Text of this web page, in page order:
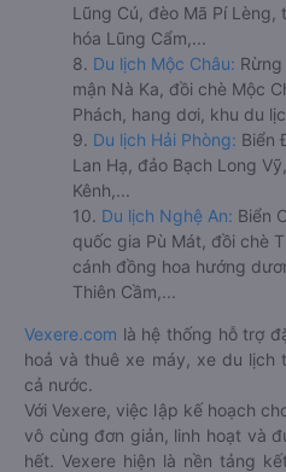
Lũng Cú, đèo Mã Pí Lèng,
hóa Lũng Cẩm,...
8. Du lịch Mộc Châu:
mận Nà Ka, đồi chè Mộc
Phách, hang dơi, khu du
9. Du lịch Hải Phòng: Biển
Lan Hạ, đảo Bạch Long
Kênh,...
10. Du lịch Nghệ An: Biển
quốc gia Pù Mát, đồi chè
cánh đồng hoa hướng
Thiên Cầm,...
Vexere.com là hệ thống hỗ trợ
hoả và thuê xe máy, xe du lịch
cả nước.
Với Vexere, việc lập kế hoạch
vô cùng đơn giản, linh hoạt và
hết. Vexere hiện là nền tảng